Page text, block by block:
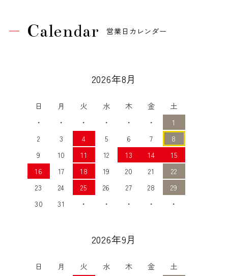
Calendar 営業日カレンダー
2026年8月
日 月 火 水 木 金
土
・
・ ・ ・ ・ ・
1
2
3 4 5 6 7
8
9
10 11 12 13 14
15
16
17 18 19 20 21
22
23
24 25 26 27 28
29
30
31 ・ ・ ・ ・ ・
2026年9月
日 月 火 水 木 金
土